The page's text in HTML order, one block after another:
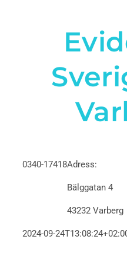
0340-17418Adress:
Bälggatan 4
43232 Varberg
2024-09-